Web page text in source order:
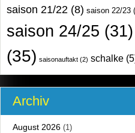
saison 21/22 (8) saison 22/23
saison 24/25 (31)
(35) saisonauftakt (2) schalke
Archiv
August 2026 (1)